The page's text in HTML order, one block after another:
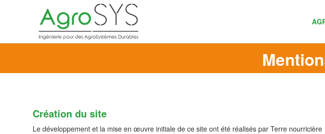
Création du site
Le développement et la mise en œuvre initiale de ce site ont été réalisés par Terre nourricière